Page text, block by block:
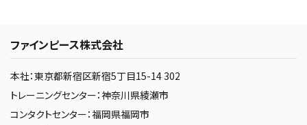
ファインピース株式会社
本社：東京都新宿区新宿5丁目15-14 302
トレーニングセンター：神奈川県綾瀬市
コンタクトセンター：福岡県福岡市